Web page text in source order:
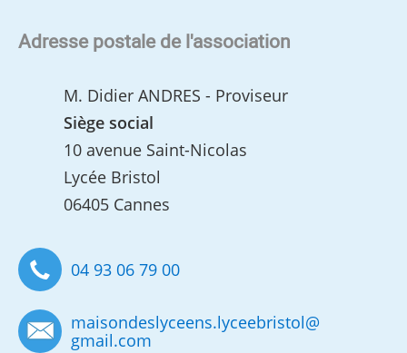
Adresse postale de l'association
M. Didier ANDRES - Proviseur
Siège social
10 avenue Saint-Nicolas
Lycée Bristol
06405 Cannes
04 93 06 79 00
maisondeslyceens.lyceebristol@
gmail.com